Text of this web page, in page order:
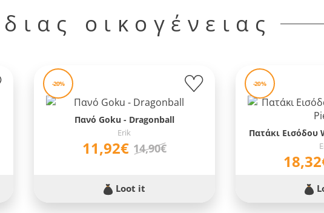
οικογένειας
-20%
Πανό Goku - Dragonball
Erik
11,92€ 14,90€
Loot it
-20%
Πατάκι Εισόδου